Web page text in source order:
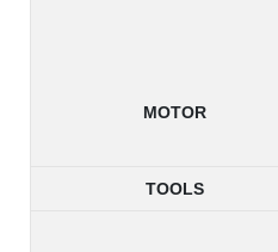
MOTOR
TOOLS